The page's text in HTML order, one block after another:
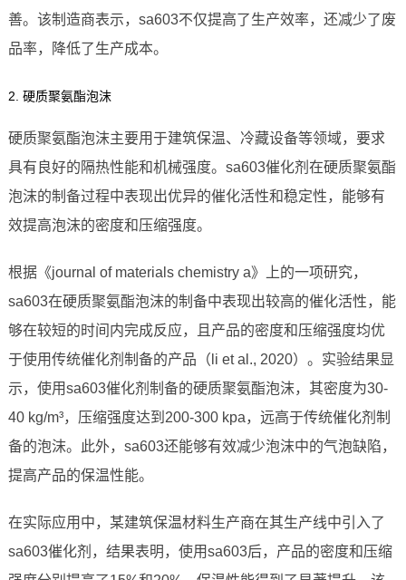
善。该制造商表示，sa603不仅提高了生产效率，还减少了废
品率，降低了生产成本。
2. 硬质聚氨酯泡沫
硬质聚氨酯泡沫主要用于建筑保温、冷藏设备等领域，要求
具有良好的隔热性能和机械强度。sa603催化剂在硬质聚氨酯
泡沫的制备过程中表现出优异的催化活性和稳定性，能够有
效提高泡沫的密度和压缩强度。
根据《journal of materials chemistry a》上的一项研究，
sa603在硬质聚氨酯泡沫的制备中表现出较高的催化活性，能
够在较短的时间内完成反应，且产品的密度和压缩强度均优
于使用传统催化剂制备的产品（li et al., 2020）。实验结果显
示，使用sa603催化剂制备的硬质聚氨酯泡沫，其密度为30-
40 kg/m³，压缩强度达到200-300 kpa，远高于传统催化剂制
备的泡沫。此外，sa603还能够有效减少泡沫中的气泡缺陷，
提高产品的保温性能。
在实际应用中，某建筑保温材料生产商在其生产线中引入了
sa603催化剂，结果表明，使用sa603后，产品的密度和压缩